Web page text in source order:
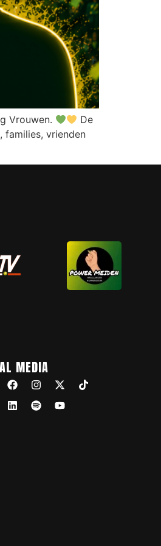
Vrouwen.
De
families, vrienden
MEDIA